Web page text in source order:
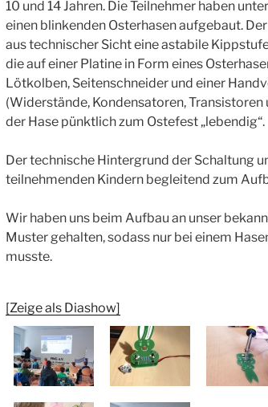
10 und 14 Jahren. Die Teilnehmer haben
einen blinkenden Osterhasen aufgebaut.
aus technischer Sicht eine astabile
die auf einer Platine in Form eines
Lötkolben, Seitenschneider und einer
(Widerstände, Kondensatoren,
der Hase pünktlich zum Ostefest „lebendig“.
Der technische Hintergrund der Schaltung
teilnehmenden Kindern begleitend zum
Wir haben uns beim Aufbau an unser
Muster gehalten, sodass nur bei einem
musste.
[Zeige als Diashow]